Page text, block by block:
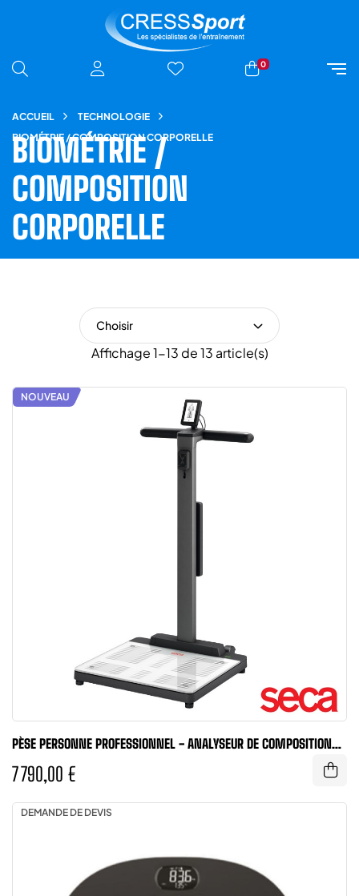
0
ACCUEIL
TECHNOLOGIE
BIOMÉTRIE / COMPOSITION CORPORELLE
BIOMÉTRIE /
COMPOSITION
CORPORELLE
Choisir
Affichage 1-13 de 13 article(s)
NOUVEAU
PÈSE PERSONNE PROFESSIONNEL - ANALYSEUR DE COMPOSITION
7 790,00 €
DEMANDE DE DEVIS